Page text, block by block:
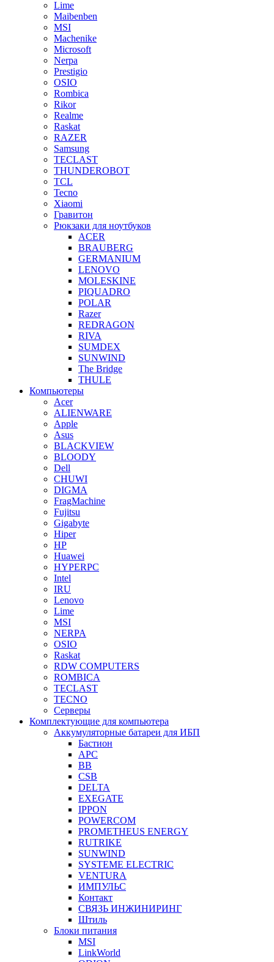
Lime
Maibenben
MSI
Machenike
Microsoft
Nerpa
Prestigio
OSIO
Rombica
Rikor
Realme
Raskat
RAZER
Samsung
TECLAST
THUNDEROBOT
TCL
Tecno
Xiaomi
Гравитон
Рюкзаки для ноутбуков
ACER
BRAUBERG
GERMANIUM
LENOVO
MOLESKINE
PIQUADRO
POLAR
Razer
REDRAGON
RIVA
SUMDEX
SUNWIND
The Bridge
THULE
Компьютеры
Acer
ALIENWARE
Apple
Asus
BLACKVIEW
BLOODY
Dell
CHUWI
DIGMA
FragMachine
Fujitsu
Gigabyte
Hiper
HP
Huawei
HYPERPC
Intel
IRU
Lenovo
Lime
MSI
NERPA
OSIO
Raskat
RDW COMPUTERS
ROMBICA
TECLAST
TECNO
Серверы
Комплектующие для компьютера
Аккумуляторные батареи для ИБП
Бастион
APC
BB
CSB
DELTA
EXEGATE
IPPON
POWERCOM
PROMETHEUS ENERGY
RUTRIKE
SUNWIND
SYSTEME ELECTRIC
VENTURA
ИМПУЛЬС
Контакт
СВЯЗЬ ИНЖИНИРИНГ
Штиль
Блоки питания
MSI
LinkWorld